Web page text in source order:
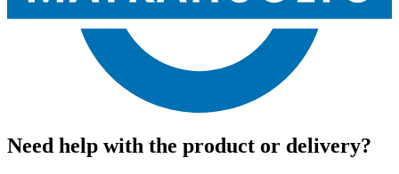
Need help with the product or delivery?